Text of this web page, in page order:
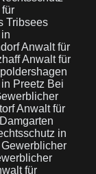
Tribsees
Anwalt für
Anwalt für
Preetz Bei
Anwalt für
in
für